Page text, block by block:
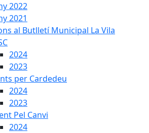
2022
2021
al Butlletí Municipal La Vila
2024
2023
per Cardedeu
2024
2023
Pel Canvi
2024